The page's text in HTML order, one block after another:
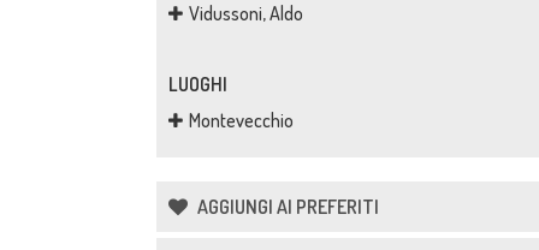
Vidussoni, Aldo
LUOGHI
Montevecchio
AGGIUNGI AI PREFERITI